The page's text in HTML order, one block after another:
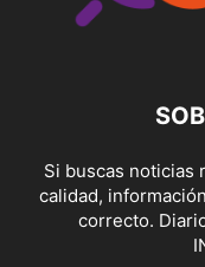
Si buscas noticias
calidad,
correcto.